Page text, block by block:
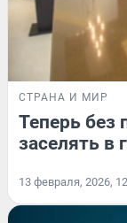
СТРАНА И МИР
Теперь без
заселять в
13 февраля, 2026,